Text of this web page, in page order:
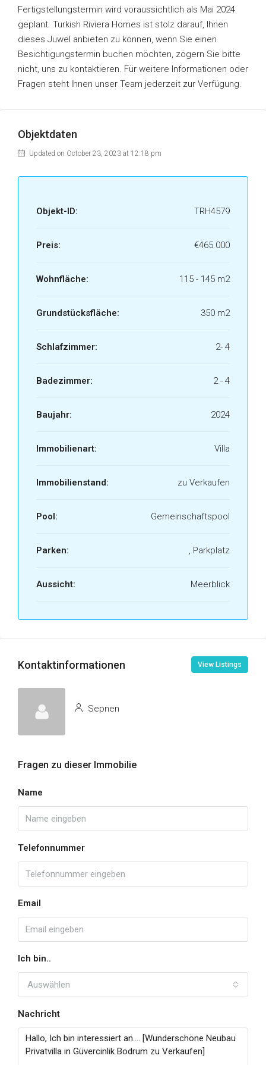
Fertigstellungstermin wird voraussichtlich als Mai 2024
geplant. Turkish Riviera Homes ist stolz darauf, Ihnen
dieses Juwel anbieten zu können, wenn Sie einen
Besichtigungstermin buchen möchten, zögern Sie bitte
nicht, uns zu kontaktieren. Für weitere Informationen oder
Fragen steht Ihnen unser Team jederzeit zur Verfügung.
Objektdaten
Updated on October 23, 2023 at 12:18 pm
Objekt-ID: TRH4579
Preis: €465.000
Wohnfläche: 115 - 145 m2
Grundstücksfläche: 350 m2
Schlafzimmer: 2- 4
Badezimmer: 2 - 4
Baujahr: 2024
Immobilienart: Villa
Immobilienstand: zu Verkaufen
Pool: Gemeinschaftspool
Parken: , Parkplatz
Aussicht: Meerblick
Kontaktinformationen View Listings
Sepnen
Fragen zu dieser Immobilie
Name
Telefonnummer
Email
Ich bin..
Auswählen
Nachricht